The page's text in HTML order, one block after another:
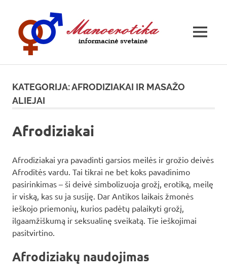
content
MENU
KATEGORIJA:AFRODIZIAKAI IR MASAŽO
ALIEJAI
Afrodiziakai
Afrodiziakai yra pavadinti garsios meilės ir grožio deivės
Afroditės vardu. Tai tikrai ne bet koks pavadinimo
pasirinkimas – ši deivė simbolizuoja grožį, erotiką, meilę
ir viską, kas su ja susiję. Dar Antikos laikais žmonės
ieškojo priemonių, kurios padėtų palaikyti grožį,
ilgaamžiškumą ir seksualinę sveikatą. Tie ieškojimai
pasitvirtino.
Afrodiziakų naudojimas